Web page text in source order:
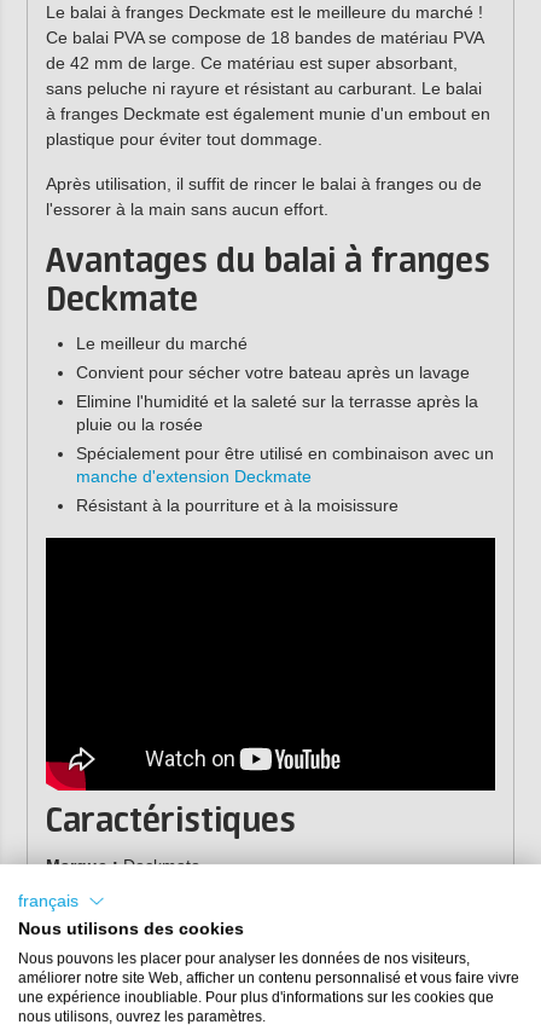
Le balai à franges Deckmate est le meilleure du marché !
Ce balai PVA se compose de 18 bandes de matériau PVA
de 42 mm de large. Ce matériau est super absorbant,
sans peluche ni rayure et résistant au carburant. Le balai
à franges Deckmate est également munie d'un embout en
plastique pour éviter tout dommage.
Après utilisation, il suffit de rincer le balai à franges ou de
l'essorer à la main sans aucun effort.
Avantages du balai à franges
Deckmate
Le meilleur du marché
Convient pour sécher votre bateau après un lavage
Elimine l'humidité et la saleté sur la terrasse après la
pluie ou la rosée
Spécialement pour être utilisé en combinaison avec un
manche d'extension Deckmate
Résistant à la pourriture et à la moisissure
Caractéristiques
Marque :Deckmate
Référence :
Matériau :
français
Nous utilisons des cookies
Nous pouvons les placer pour analyser les données de nos visiteurs,
améliorer notre site Web, afficher un contenu personnalisé et vous faire vivre
une expérience inoubliable. Pour plus d'informations sur les cookies que
nous utilisons, ouvrez les paramètres.